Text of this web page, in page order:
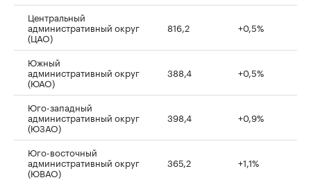
Центральный
административный округ
(ЦАО)
816,2 +0,5%
Южный
административный округ
(ЮАО)
388,4 +0,5%
Юго-западный
административный округ
(ЮЗАО)
398,4 +0,9%
Юго-восточный
административный округ
(ЮВАО)
365,2 +1,1%